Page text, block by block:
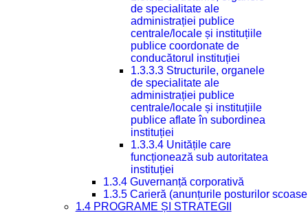
de specialitate ale
administrației publice
centrale/locale și instituțiile
publice coordonate de
conducătorul instituției
1.3.3.3 Structurile, organele
de specialitate ale
administrației publice
centrale/locale și instituțiile
publice aflate în subordinea
instituției
1.3.3.4 Unitățile care
funcționează sub autoritatea
instituției
1.3.4 Guvernanță corporativă
1.3.5 Carieră (anunțurile posturilor
1.4 PROGRAME ȘI STRATEGII